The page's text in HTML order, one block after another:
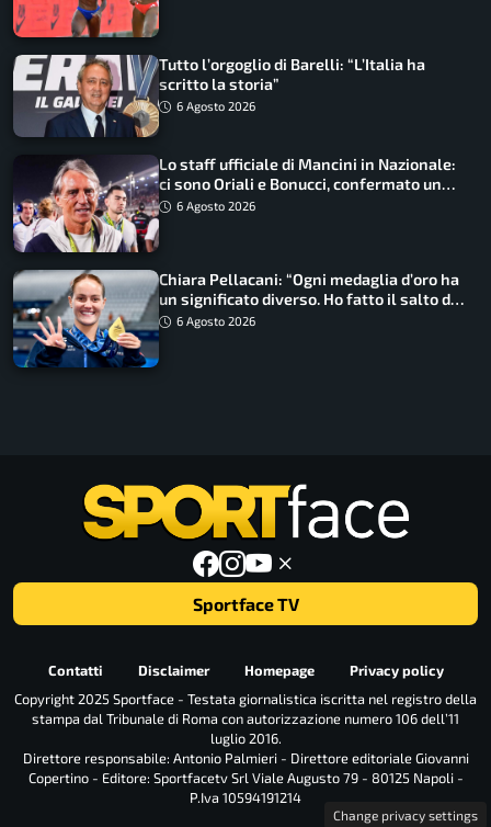
Tutto l’orgoglio di Barelli: “L’Italia ha
scritto la storia”
6 Agosto 2026
Lo staff ufficiale di Mancini in Nazionale:
ci sono Oriali e Bonucci, confermato un
ritorno
6 Agosto 2026
Chiara Pellacani: “Ogni medaglia d’oro ha
un significato diverso. Ho fatto il salto di
qualità”
6 Agosto 2026
Sportface TV
Contatti Disclaimer Homepage
Privacy policy
Copyright 2025 Sportface - Testata giornalistica iscritta nel registro della
stampa dal Tribunale di Roma con autorizzazione numero 106 dell’11
luglio 2016.
Direttore responsabile: Antonio Palmieri - Direttore editoriale Giovanni
Copertino - Editore: Sportfacetv Srl Viale Augusto 79 - 80125 Napoli -
P.Iva 10594191214
Change privacy settings